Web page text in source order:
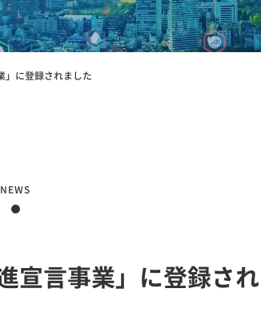
」に登録されました
宣言事業」に登録さ
NEWS